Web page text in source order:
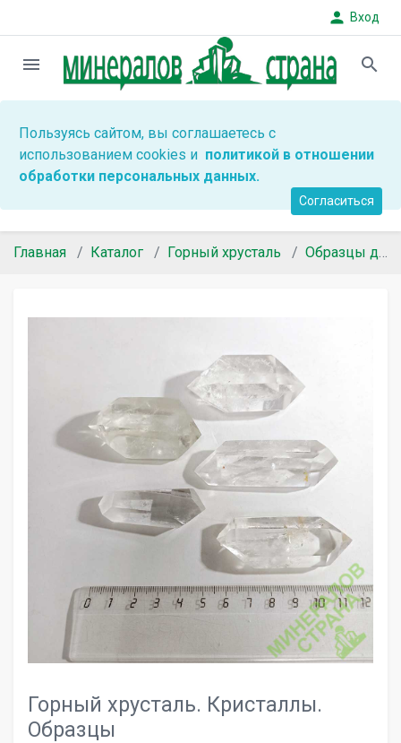
person Вход
menu search
Пользуясь сайтом, вы соглашаетесь с
использованием cookies и политикой в отношении
обработки персональных данных.
Согласиться
Главная Каталог Горный хрусталь Образцы для коллекций
Горный хрусталь. Кристаллы.
Образцы